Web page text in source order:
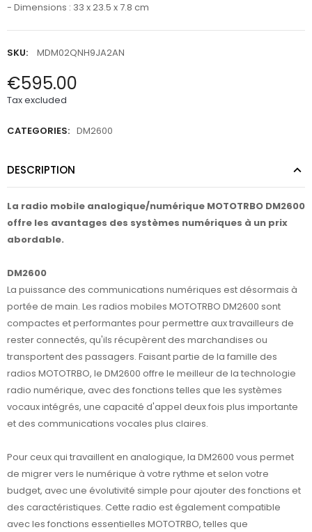
- Dimensions : 33 x 23.5 x 7.8 cm
SKU: MDM02QNH9JA2AN
€595.00
Tax excluded
CATEGORIES: DM2600
DESCRIPTION
La radio mobile analogique/numérique MOTOTRBO DM2600
offre les avantages des systèmes numériques à un prix
abordable.
DM2600
La puissance des communications numériques est désormais à
portée de main. Les radios mobiles MOTOTRBO DM2600 sont
compactes et performantes pour permettre aux travailleurs de
rester connectés, qu'ils récupèrent des marchandises ou
transportent des passagers. Faisant partie de la famille des
radios MOTOTRBO, le DM2600 offre le meilleur de la technologie
radio numérique, avec des fonctions telles que les systèmes
vocaux intégrés, une capacité d'appel deux fois plus importante
et des communications vocales plus claires.
Pour ceux qui travaillent en analogique, la DM2600 vous permet
de migrer vers le numérique à votre rythme et selon votre
budget, avec une évolutivité simple pour ajouter des fonctions et
des caractéristiques. Cette radio est également compatible
avec les fonctions essentielles MOTOTRBO, telles que